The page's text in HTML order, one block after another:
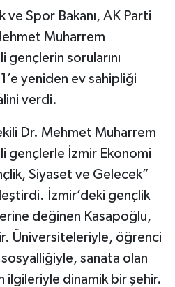
Spor Bakanı, AK Parti
Muharrem
gençlerin sorularını
yeniden ev sahipliği
verdi.
Dr. Mehmet Muharrem
gençlerle İzmir Ekonomi
Siyaset ve Gelecek”
İzmir’deki gençlik
değinen Kasapoğlu,
Üniversiteleriyle, öğrenci
sosyalliğiyle, sanata olan
ilgileriyle dinamik bir şehir.